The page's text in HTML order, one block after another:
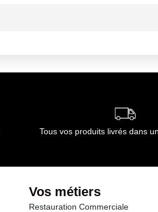
par le(s) fournisseur(s) de
Tous vos produits livrés dans
Vos métiers
Restauration Commerciale